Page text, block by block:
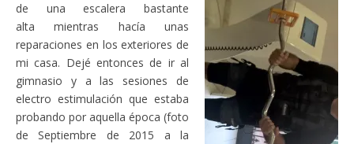
de una escalera bastante
alta mientras hacía unas
reparaciones en los exteriores de
mi casa. Dejé entonces de ir al
gimnasio y a las sesiones de
electro estimulación que estaba
probando por aquella época (foto
de Septiembre de 2015 a la